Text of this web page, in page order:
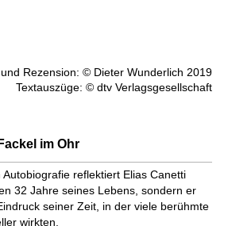
Rezension: © Dieter Wunderlich 2019
Textauszüge: © dtv Verlagsgesellschaft
im Ohr
reflektiert Elias Canetti
32 Jahre seines Lebens, sondern er
seiner Zeit, in der viele berühmte
wirkten.